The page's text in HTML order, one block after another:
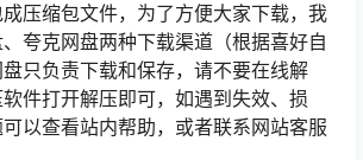
压缩包文件，为了方便大家下载，我
夸克网盘两种下载渠道（根据喜好自
只负责下载和保存，请不要在线解
件打开解压即可，如遇到失效、损
以查看站内帮助，或者联系网站客服